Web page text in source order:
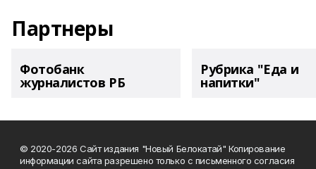
Партнеры
Фотобанк
журналистов РБ
Рубрика "Еда и
напитки"
© 2020-2026 Сайт издания "Новый Белокатай" Копирование
информации сайта разрешено только с письменного согласия